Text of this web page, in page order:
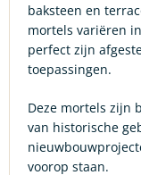
baksteen en
mortels variëren
perfect zijn
toepassingen.
Deze mortels zijn
van historische
voorop staan.